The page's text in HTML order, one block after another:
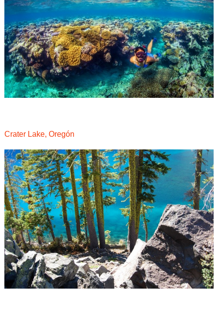
Crater Lake, Oregón